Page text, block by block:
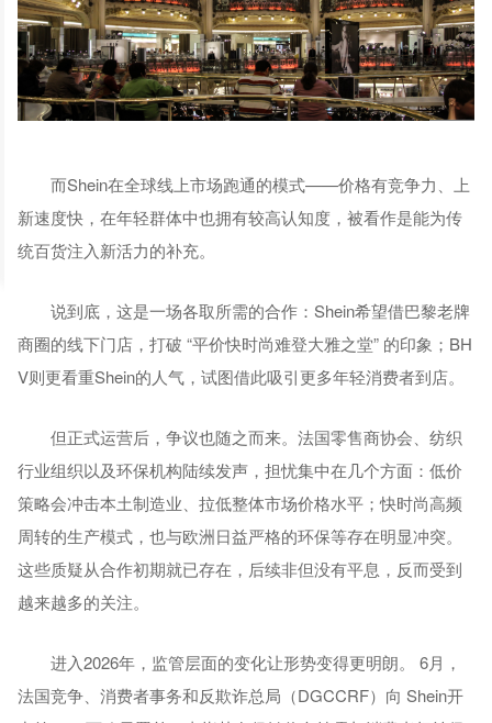
而Shein在全球线上市场跑通的模式——价格有竞争力、上
新速度快，在年轻群体中也拥有较高认知度，被看作是能为传
统百货注入新活力的补充。
说到底，这是一场各取所需的合作：Shein希望借巴黎老牌
商圈的线下门店，打破 “平价快时尚难登大雅之堂” 的印象；BH
V则更看重Shein的人气，试图借此吸引更多年轻消费者到店。
但正式运营后，争议也随之而来。法国零售商协会、纺织
行业组织以及环保机构陆续发声，担忧集中在几个方面：低价
策略会冲击本土制造业、拉低整体市场价格水平；快时尚高频
周转的生产模式，也与欧洲日益严格的环保等存在明显冲突。
这些质疑从合作初期就已存在，后续非但没有平息，反而受到
越来越多的关注。
进入2026年，监管层面的变化让形势变得更明朗。 6月，
法国竞争、消费者事务和反欺诈总局（DGCCRF）向 Shein开